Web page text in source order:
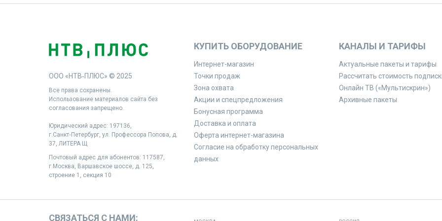
ООО «НТВ‑ПЛЮС» © 2025
Все права сохранены.
Использование материалов сайта без
согласования запрещено.
Юридический адрес: 197136,
г.Санкт‑Петербург, ул. Профессора Попова, д.
37, ЛИТЕРА Щ
Почтовый адрес для абонентов: 117587,
г.Москва, Варшавское шоссе, д. 125,
строение 1, секция 10
КУПИТЬ ОБОРУДОВАНИЕ
Интернет-магазин
Точки продаж
Зона охвата
Акции и спецпредложения
Бонусная программа
Доставка и оплата
Оферта интернет-магазина
Согласие на обработку персональных
данных
КАНАЛЫ И ТАРИФЫ
Актуальные пакеты и тарифы
Рассчитать стоимость
Онлайн ТВ («Мультискрин»)
Архивные пакеты
СВЯЗАТЬСЯ С НАМИ: